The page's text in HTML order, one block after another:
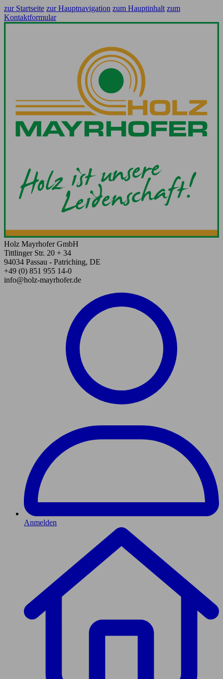
zur Startseite zur Hauptnavigation zum Hauptinhalt zum
Kontaktformular
Holz Mayrhofer GmbH
Tittlinger Str. 20 + 34
94034 Passau - Patriching, DE
+49 (0) 851 955 14-0
info@holz-mayrhofer.de
Anmelden